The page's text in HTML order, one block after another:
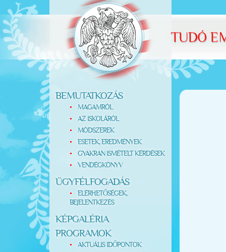
BEMUTATKOZÁS
MAGAMRÓL
AZ ISKOLÁRÓL
MÓDSZEREK
ESETEK, EREDMÉNYEK
GYAKRAN ISMÉTELT KÉRDÉSEK
VENDÉGKÖNYV
ÜGYFÉLFOGADÁS
ELÉRHETŐSÉGEK,
BEJELENTKEZÉS
KÉPGALÉRIA
PROGRAMOK
AKTUÁLIS IDŐPONTOK